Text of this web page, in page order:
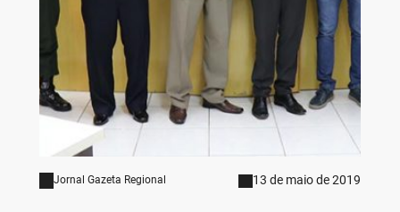
Jornal Gazeta Regional 13 de maio de 2019